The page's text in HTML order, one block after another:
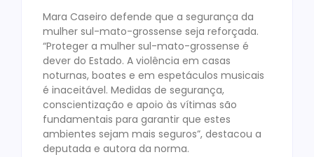
Mara Caseiro defende que a segurança da
mulher sul-mato-grossense seja reforçada.
“Proteger a mulher sul-mato-grossense é
dever do Estado. A violência em casas
noturnas, boates e em espetáculos musicais
é inaceitável. Medidas de segurança,
conscientização e apoio às vítimas são
fundamentais para garantir que estes
ambientes sejam mais seguros”, destacou a
deputada e autora da norma.